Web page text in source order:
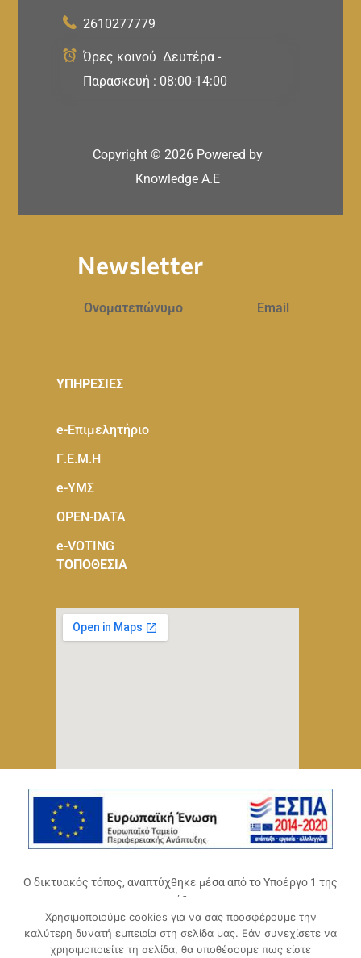
2610277779
Ώρες κοινού Δευτέρα -
Παρασκευή : 08:00-14:00
Copyright © 2026 Powered by
Knowledge A.E
Newsletter
ΥΠΗΡΕΣΙΕΣ
e-Eπιμελητήριο
Γ.Ε.Μ.Η
e-ΥΜΣ
OPEN-DATA
e-VOTING
ΤΟΠΟΘΕΣΙΑ
Ο δικτυακός τόπος, αναπτύχθηκε μέσα από το Υποέργο 1 της
πράξης
«Ψηφιακό Οικοσύστημα Επιχειρηματικότητας του
Επιμελητηρίου Αχαΐας» (ΟΠΣ 5045300),
Επιχειρησιακό Πρόγραμμα «Δυτική Ελλάδα 2014-2020».
Χρησιμοποιούμε cookies για να σας προσφέρουμε την
καλύτερη δυνατή εμπειρία στη σελίδα μας. Εάν συνεχίσετε να
χρησιμοποιείτε τη σελίδα, θα υποθέσουμε πως είστε